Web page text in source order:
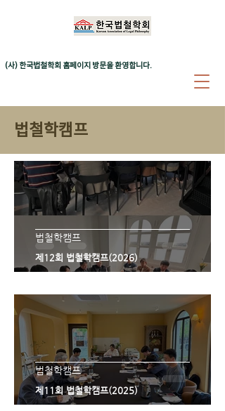
(사) 한국법철학회 홈페이지 방문을 환영합니다.
​법철학캠프
제12회 법철학캠프(2026)
법철학캠프
제11회 법철학캠프(2025)
법철학캠프